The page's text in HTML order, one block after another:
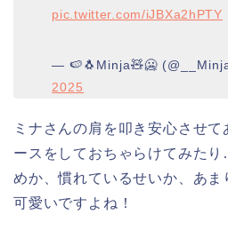
pic.twitter.com/iJBXa2hPTY
— 🍉🐧Minja🧸🥶
2025
ミナさんの肩を叩き安心させ
ースをしておちゃらけてみた
めか、慣れているせいか、あま
可愛いですよね！